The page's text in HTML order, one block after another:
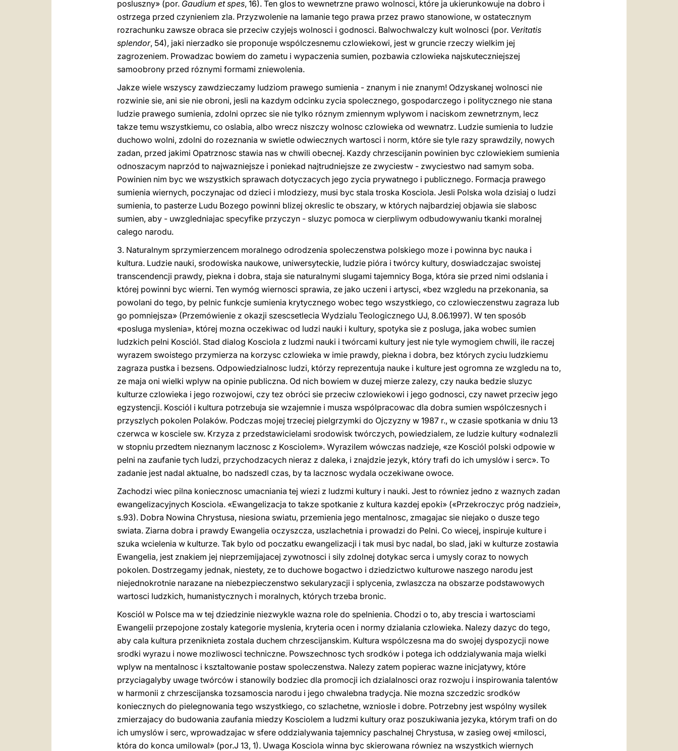
posluszny» (por. Gaudium et spes, 16). Ten glos to wewnetrzne prawo wolnosci, które ja ukierunkowuje na dobro i
ostrzega przed czynieniem zla. Przyzwolenie na lamanie tego prawa przez prawo stanowione, w ostatecznym
rozrachunku zawsze obraca sie przeciw czyjejs wolnosci i godnosci. Balwochwalczy kult wolnosci (por. Veritatis
splendor, 54), jaki nierzadko sie proponuje wspólczesnemu czlowiekowi, jest w gruncie rzeczy wielkim jej
zagrozeniem. Prowadzac bowiem do zametu i wypaczenia sumien, pozbawia czlowieka najskuteczniejszej
samoobrony przed róznymi formami zniewolenia.
Jakze wiele wszyscy zawdzieczamy ludziom prawego sumienia - znanym i nie znanym! Odzyskanej wolnosci nie
rozwinie sie, ani sie nie obroni, jesli na kazdym odcinku zycia spolecznego, gospodarczego i politycznego nie stana
ludzie prawego sumienia, zdolni oprzec sie nie tylko róznym zmiennym wplywom i naciskom zewnetrznym, lecz
takze temu wszystkiemu, co oslabia, albo wrecz niszczy wolnosc czlowieka od wewnatrz. Ludzie sumienia to ludzie
duchowo wolni, zdolni do rozeznania w swietle odwiecznych wartosci i norm, które sie tyle razy sprawdzily, nowych
zadan, przed jakimi Opatrznosc stawia nas w chwili obecnej. Kazdy chrzescijanin powinien byc czlowiekiem sumienia
odnoszacym naprzód to najwazniejsze i poniekad najtrudniejsze ze zwyciestw - zwyciestwo nad samym soba.
Powinien nim byc we wszystkich sprawach dotyczacych jego zycia prywatnego i publicznego. Formacja prawego
sumienia wiernych, poczynajac od dzieci i mlodziezy, musi byc stala troska Kosciola. Jesli Polska wola dzisiaj o ludzi
sumienia, to pasterze Ludu Bozego powinni blizej okreslic te obszary, w których najbardziej objawia sie slabosc
sumien, aby - uwzgledniajac specyfike przyczyn - sluzyc pomoca w cierpliwym odbudowywaniu tkanki moralnej
calego narodu.
3. Naturalnym sprzymierzencem moralnego odrodzenia spoleczenstwa polskiego moze i powinna byc nauka i
kultura. Ludzie nauki, srodowiska naukowe, uniwersyteckie, ludzie pióra i twórcy kultury, doswiadczajac swoistej
transcendencji prawdy, piekna i dobra, staja sie naturalnymi slugami tajemnicy Boga, która sie przed nimi odslania i
której powinni byc wierni. Ten wymóg wiernosci sprawia, ze jako uczeni i artysci, «bez wzgledu na przekonania, sa
powolani do tego, by pelnic funkcje sumienia krytycznego wobec tego wszystkiego, co czlowieczenstwu zagraza lub
go pomniejsza» (Przemówienie z okazji szescsetlecia Wydzialu Teologicznego UJ, 8.06.1997). W ten sposób
«posluga myslenia», której mozna oczekiwac od ludzi nauki i kultury, spotyka sie z posluga, jaka wobec sumien
ludzkich pelni Kosciól. Stad dialog Kosciola z ludzmi nauki i twórcami kultury jest nie tyle wymogiem chwili, ile raczej
wyrazem swoistego przymierza na korzysc czlowieka w imie prawdy, piekna i dobra, bez których zyciu ludzkiemu
zagraza pustka i bezsens. Odpowiedzialnosc ludzi, którzy reprezentuja nauke i kulture jest ogromna ze wzgledu na to,
ze maja oni wielki wplyw na opinie publiczna. Od nich bowiem w duzej mierze zalezy, czy nauka bedzie sluzyc
kulturze czlowieka i jego rozwojowi, czy tez obróci sie przeciw czlowiekowi i jego godnosci, czy nawet przeciw jego
egzystencji. Kosciól i kultura potrzebuja sie wzajemnie i musza wspólpracowac dla dobra sumien wspólczesnych i
przyszlych pokolen Polaków. Podczas mojej trzeciej pielgrzymki do Ojczyzny w 1987 r., w czasie spotkania w dniu 13
czerwca w kosciele sw. Krzyza z przedstawicielami srodowisk twórczych, powiedzialem, ze ludzie kultury «odnalezli
w stopniu przedtem nieznanym lacznosc z Kosciolem». Wyrazilem wówczas nadzieje, «ze Kosciól polski odpowie w
pelni na zaufanie tych ludzi, przychodzacych nieraz z daleka, i znajdzie jezyk, który trafi do ich umyslów i serc». To
zadanie jest nadal aktualne, bo nadszedl czas, by ta lacznosc wydala oczekiwane owoce.
Zachodzi wiec pilna koniecznosc umacniania tej wiezi z ludzmi kultury i nauki. Jest to równiez jedno z waznych zadan
ewangelizacyjnych Kosciola. «Ewangelizacja to takze spotkanie z kultura kazdej epoki» («Przekroczyc próg nadziei»,
s.93). Dobra Nowina Chrystusa, niesiona swiatu, przemienia jego mentalnosc, zmagajac sie niejako o dusze tego
swiata. Ziarna dobra i prawdy Ewangelia oczyszcza, uszlachetnia i prowadzi do Pelni. Co wiecej, inspiruje kulture i
szuka wcielenia w kulturze. Tak bylo od poczatku ewangelizacji i tak musi byc nadal, bo slad, jaki w kulturze zostawia
Ewangelia, jest znakiem jej nieprzemijajacej zywotnosci i sily zdolnej dotykac serca i umysly coraz to nowych
pokolen. Dostrzegamy jednak, niestety, ze to duchowe bogactwo i dziedzictwo kulturowe naszego narodu jest
niejednokrotnie narazane na niebezpieczenstwo sekularyzacji i splycenia, zwlaszcza na obszarze podstawowych
wartosci ludzkich, humanistycznych i moralnych, których trzeba bronic.
Kosciól w Polsce ma w tej dziedzinie niezwykle wazna role do spelnienia. Chodzi o to, aby trescia i wartosciami
Ewangelii przepojone zostaly kategorie myslenia, kryteria ocen i normy dzialania czlowieka. Nalezy dazyc do tego,
aby cala kultura przeniknieta zostala duchem chrzescijanskim. Kultura wspólczesna ma do swojej dyspozycji nowe
srodki wyrazu i nowe mozliwosci techniczne. Powszechnosc tych srodków i potega ich oddzialywania maja wielki
wplyw na mentalnosc i ksztaltowanie postaw spoleczenstwa. Nalezy zatem popierac wazne inicjatywy, które
przyciagalyby uwage twórców i stanowily bodziec dla promocji ich dzialalnosci oraz rozwoju i inspirowania talentów
w harmonii z chrzescijanska tozsamoscia narodu i jego chwalebna tradycja. Nie mozna szczedzic srodków
koniecznych do pielegnowania tego wszystkiego, co szlachetne, wzniosle i dobre. Potrzebny jest wspólny wysilek
zmierzajacy do budowania zaufania miedzy Kosciolem a ludzmi kultury oraz poszukiwania jezyka, którym trafi on do
ich umyslów i serc, wprowadzajac w sfere oddzialywania tajemnicy paschalnej Chrystusa, w zasieg owej «milosci,
która do konca umilowal» (por.J 13, 1). Uwaga Kosciola winna byc skierowana równiez na wszystkich wiernych